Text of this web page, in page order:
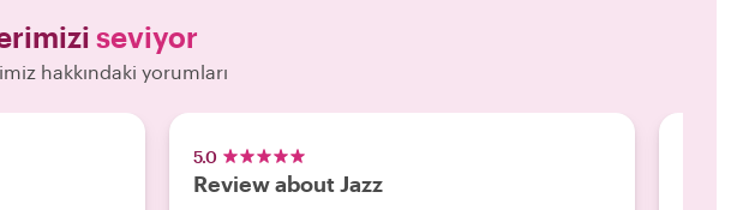
seviyor
hakkındaki yorumları
5.0
Review about Jazz